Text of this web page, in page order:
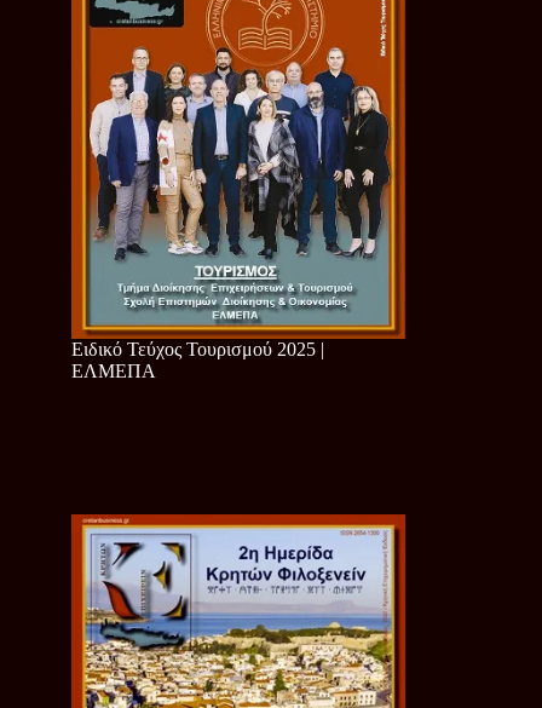
Ειδικό Τεύχος Τουρισμού 2025 |
ΕΛΜΕΠΑ